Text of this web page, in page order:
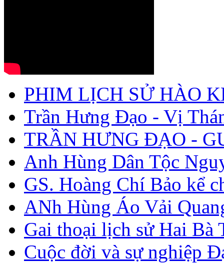
PHIM LỊCH SỬ HÀO
Trần Hưng Đạo - Vị
TRẦN HƯNG ĐẠO -
Anh Hùng Dân Tộc
GS. Hoàng Chí Bảo kể
ANh Hùng Áo Vải
Gai thoại lịch sử Hai Bà
Cuộc đời và sự nghiệp